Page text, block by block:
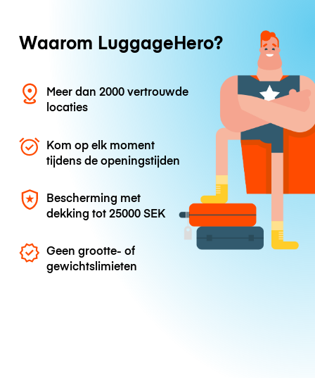
Waarom LuggageHero?
Meer dan 2000 vertrouwde
locaties
Kom op elk moment
tijdens de openingstijden
Bescherming met
dekking tot25000 SEK
Geen grootte- of
gewichtslimieten